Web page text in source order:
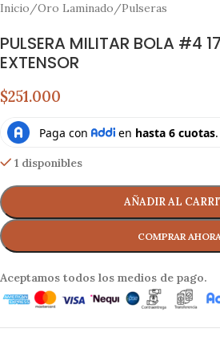
Inicio/Oro Laminado/Pulseras
PULSERA MILITAR BOLA #4
EXTENSOR
$251.000
1 disponibles
AÑADIR AL
Aceptamos todos los medios de pago.